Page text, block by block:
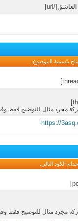
بتسمية الموضوع .
مجرد مثال للتوضيح فقط وقد
https://
الكود التالي.
مجرد مثال للتوضيح فقط وقد